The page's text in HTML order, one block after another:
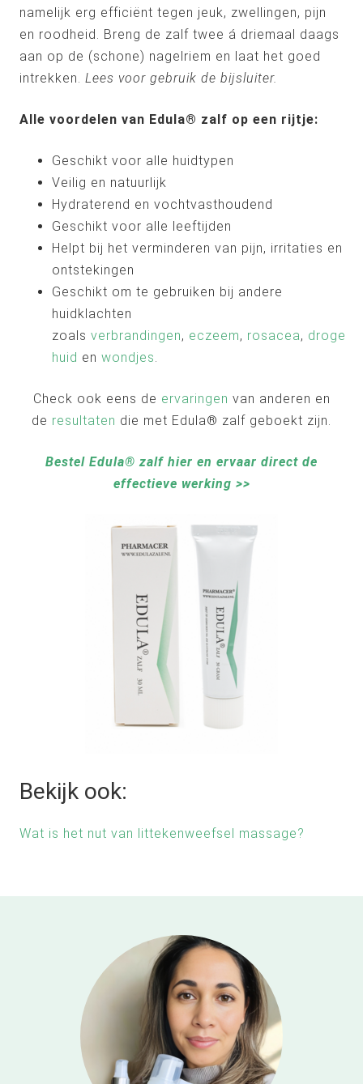
namelijk erg efficiënt tegen jeuk, zwellingen, pijn
en roodheid. Breng de zalf twee á driemaal daags
aan op de (schone) nagelriem en laat het goed
intrekken. Lees voor gebruik de bijsluiter.
Alle voordelen van Edula® zalf op een rijtje:
Geschikt voor alle huidtypen
Veilig en natuurlijk
Hydraterend en vochtvasthoudend
Geschikt voor alle leeftijden
Helpt bij het verminderen van pijn, irritaties en
ontstekingen
Geschikt om te gebruiken bij andere
huidklachten
zoals verbrandingen, eczeem, rosacea, droge
huid en wondjes.
Check ook eens de ervaringen van anderen en
de resultaten die met Edula® zalf geboekt zijn.
Bestel Edula® zalf hier en ervaar direct de
effectieve werking >>
Bekijk ook:
Wat is het nut van littekenweefsel massage?